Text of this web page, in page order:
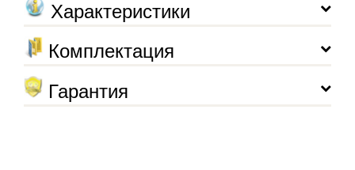
Характеристики
Комплектация
Гарантия